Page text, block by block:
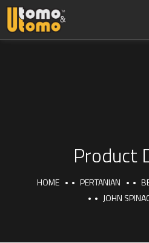
Product
HOME PERTANIAN
JOHN